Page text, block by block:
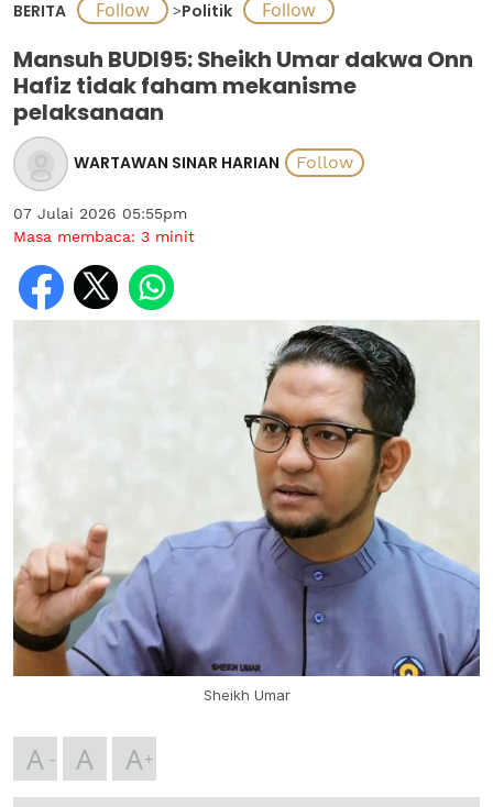
BERITA >Politik
Mansuh BUDI95: Sheikh Umar dakwa Onn
Hafiz tidak faham mekanisme
pelaksanaan
WARTAWAN SINAR HARIAN
07 Julai 2026 05:55pm
Masa membaca: 3 minit
Sheikh Umar
A A A